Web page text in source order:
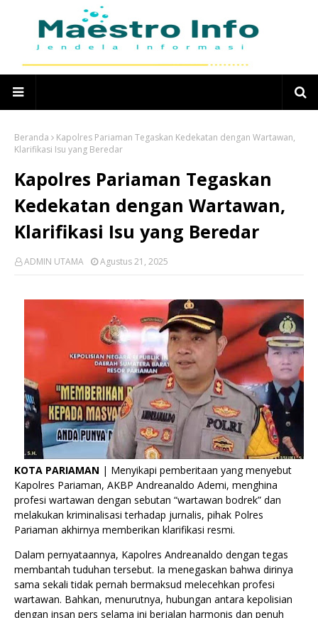
Beranda
Kapolres Pariaman Tegaskan Kedekatan dengan Wartawan,
Klarifikasi Isu yang Beredar
Kapolres Pariaman Tegaskan
Kedekatan dengan Wartawan,
Klarifikasi Isu yang Beredar
ADMIN UTAMA Agustus 21, 2025
KOTA PARIAMAN | Menyikapi pemberitaan yang menyebut
Kapolres Pariaman, AKBP Andreanaldo Ademi, menghina
profesi wartawan dengan sebutan “wartawan bodrek” dan
melakukan kriminalisasi terhadap jurnalis, pihak Polres
Pariaman akhirnya memberikan klarifikasi resmi.
Dalam pernyataannya, Kapolres Andreanaldo dengan tegas
membantah tuduhan tersebut. Ia menegaskan bahwa dirinya
sama sekali tidak pernah bermaksud melecehkan profesi
wartawan. Bahkan, menurutnya, hubungan antara kepolisian
dengan insan pers selama ini berjalan harmonis dan penuh